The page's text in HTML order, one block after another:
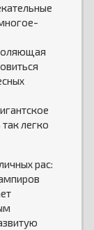
легко
рас: